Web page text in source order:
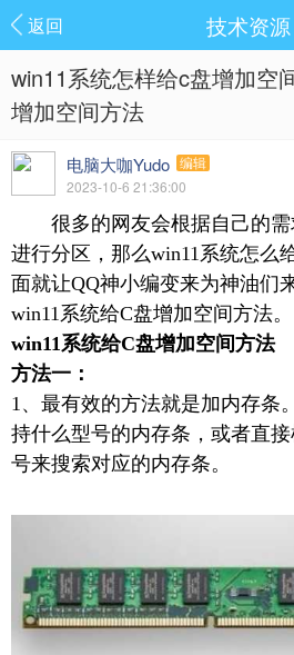
返回 技术资源
win11系统怎样给c盘增加空
增加空间方法
电脑大咖Yudo 编辑
2023-10-6 21:36:00
很多的网友会根据自己的需
进行分区，那么win11系统怎么
面就让QQ神小编变来为神油们
win11系统给C盘增加空间方法。
win11系统给C盘增加空间方法
方法一：
1、最有效的方法就是加内存条
持什么型号的内存条，或者直
号来搜索对应的内存条。